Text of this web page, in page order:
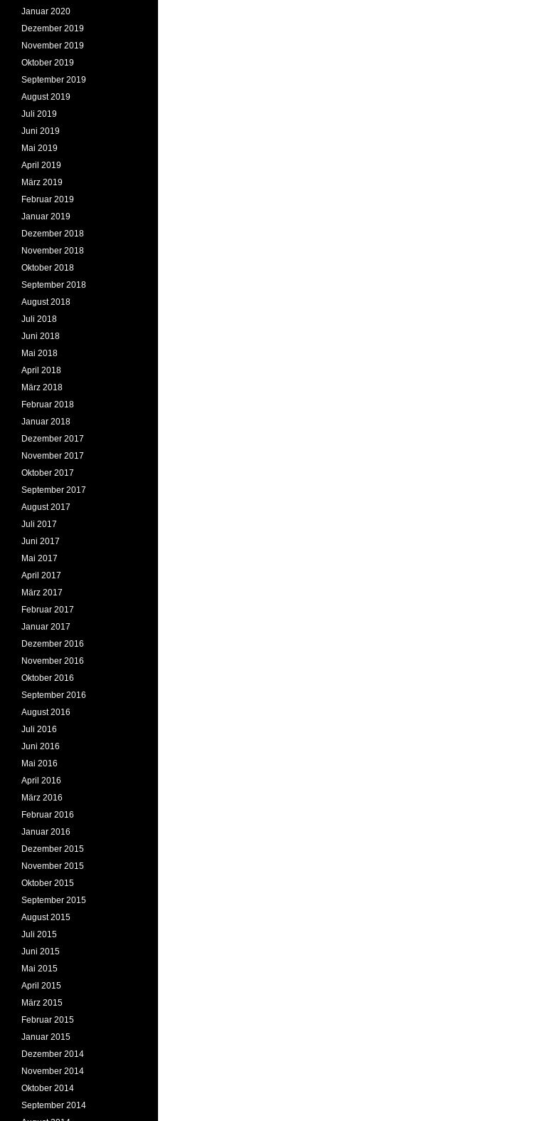
Januar 2020
Dezember 2019
November 2019
Oktober 2019
September 2019
August 2019
Juli 2019
Juni 2019
Mai 2019
April 2019
März 2019
Februar 2019
Januar 2019
Dezember 2018
November 2018
Oktober 2018
September 2018
August 2018
Juli 2018
Juni 2018
Mai 2018
April 2018
März 2018
Februar 2018
Januar 2018
Dezember 2017
November 2017
Oktober 2017
September 2017
August 2017
Juli 2017
Juni 2017
Mai 2017
April 2017
März 2017
Februar 2017
Januar 2017
Dezember 2016
November 2016
Oktober 2016
September 2016
August 2016
Juli 2016
Juni 2016
Mai 2016
April 2016
März 2016
Februar 2016
Januar 2016
Dezember 2015
November 2015
Oktober 2015
September 2015
August 2015
Juli 2015
Juni 2015
Mai 2015
April 2015
März 2015
Februar 2015
Januar 2015
Dezember 2014
November 2014
Oktober 2014
September 2014